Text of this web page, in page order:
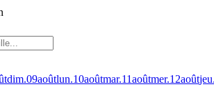
dim.09aoûtlun.10aoûtmar.11aoûtmer.12août